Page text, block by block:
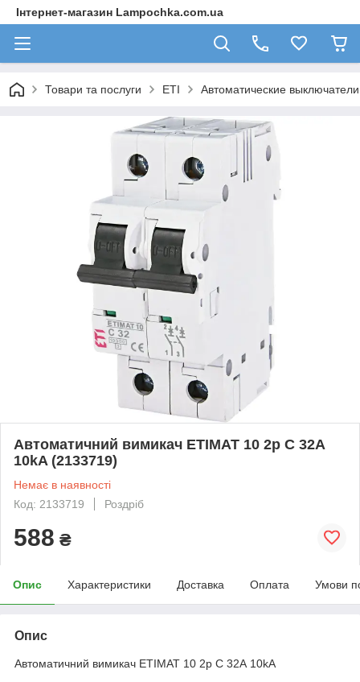
Інтернет-магазин Lampochka.com.ua
Товари та послуги ETI Автоматические
Автоматичний вимикач ETIMAT 10 2p C 32А
10kA (2133719)
Немає в наявності
Код: 2133719
Роздріб
588 ₴
Опис Характеристики Доставка Оплата Умови
Опис
Автоматичний вимикач ETIMAT 10 2p C 32А 10kA